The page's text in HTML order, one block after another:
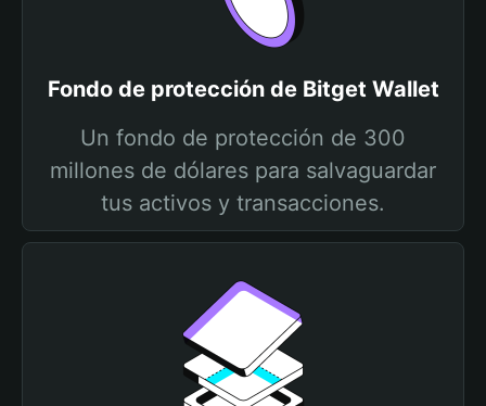
Fondo de protección de Bitget Wallet
Un fondo de protección de 300
millones de dólares para salvaguardar
tus activos y transacciones.